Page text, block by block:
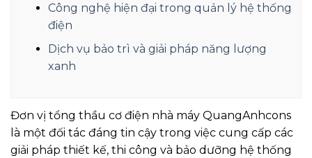
Công nghệ hiện đại trong quản lý hệ thống
điện
Dịch vụ bảo trì và giải pháp năng lượng
xanh
Đơn vị tổng thầu cơ điện nhà máy QuangAnhcons
là một đối tác đáng tin cậy trong việc cung cấp các
giải pháp thiết kế, thi công và bảo dưỡng hệ thống